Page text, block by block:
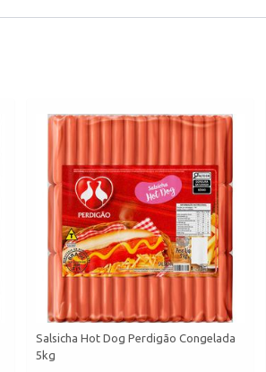
Salsicha Hot Dog Perdigão Congelada
5kg